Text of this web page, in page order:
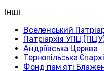
Інші
Вселенський
Патріархія УПЦ (ПЦУ)
Андріївська Церква
Тернопільська
Фонд пам’яті